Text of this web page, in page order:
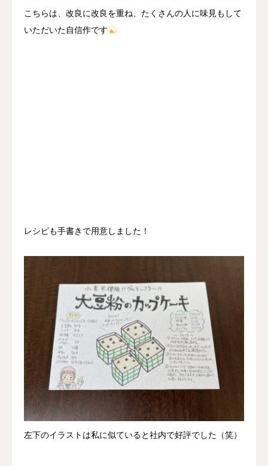
こちらは、改良に改良を重ね、たくさんの人に味見もして
いただいた自信作です
レシピも手書きで用意しました！
左下のイラストは私に似ていると社内で好評でした（笑）